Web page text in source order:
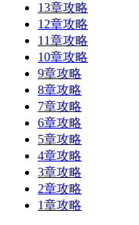
13章攻略
12章攻略
11章攻略
10章攻略
9章攻略
8章攻略
7章攻略
6章攻略
5章攻略
4章攻略
3章攻略
2章攻略
1章攻略